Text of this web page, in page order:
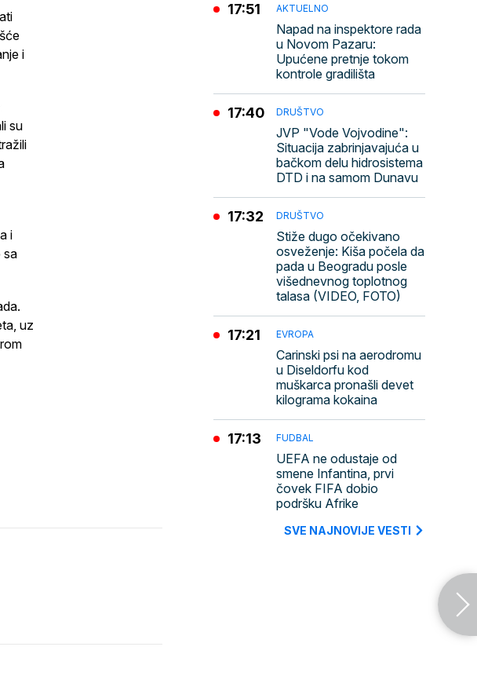
i
su
i
sa
uz
AKTUELNO
Napad na inspektore rada
u Novom Pazaru:
Upućene pretnje tokom
kontrole gradilišta
17:51
DRUŠTVO
JVP "Vode Vojvodine":
Situacija zabrinjavajuća u
bačkom delu hidrosistema
DTD i na samom Dunavu
17:40
DRUŠTVO
Stiže dugo očekivano
osveženje: Kiša počela da
pada u Beogradu posle
višednevnog toplotnog
talasa (VIDEO, FOTO)
17:32
EVROPA
Carinski psi na aerodromu
u Diseldorfu kod
muškarca pronašli devet
kilograma kokaina
17:21
FUDBAL
UEFA ne odustaje od
smene Infantina, prvi
čovek FIFA dobio
podršku Afrike
17:13
SVE NAJNOVIJE VESTI